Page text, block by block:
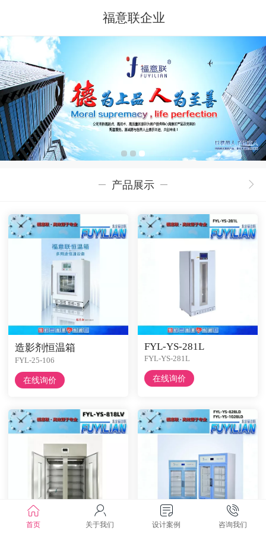
福意联企业
产品展示
造影剂恒温箱
FYL-25-106
在线询价
FYL-YS-281L
FYL-YS-281L
在线询价
首页 关于我们 设计案例 咨询我们